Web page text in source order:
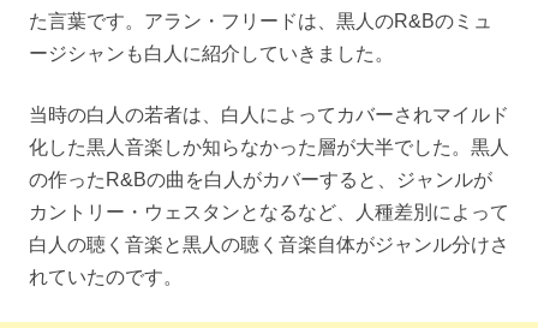
た言葉です。アラン・フリードは、黒人のR&Bのミュ
ージシャンも白人に紹介していきました。
当時の白人の若者は、白人によってカバーされマイルド
化した黒人音楽しか知らなかった層が大半でした。黒人
の作ったR&Bの曲を白人がカバーすると、ジャンルが
カントリー・ウェスタンとなるなど、人種差別によって
白人の聴く音楽と黒人の聴く音楽自体がジャンル分けさ
れていたのです。